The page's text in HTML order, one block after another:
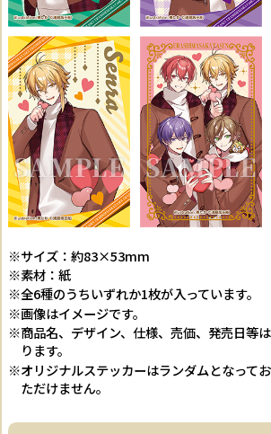
※サイズ：約83×53mm
※素材：紙
※全6種のうちいずれか1枚が入っています。
※画像はイメージです。
※商品名、デザイン、仕様、売価、発売日等
ります。
※オリジナルステッカーはランダムとなって
ただけません。